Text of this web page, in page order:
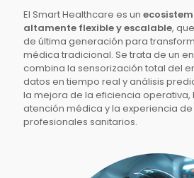
El Smart Healthcare es un
altamente flexible y escalable,
de última generación para
médica tradicional. Se trata de un
combina la sensorización total del
datos en tiempo real y análisis
la mejora de la eficiencia operativa,
atención médica y la experiencia
profesionales sanitarios.